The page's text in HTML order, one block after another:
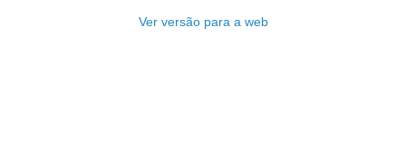
Ver versão para a web